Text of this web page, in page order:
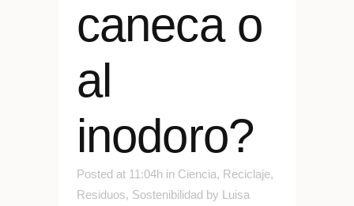
caneca o
al
inodoro?
Posted at 11:04h in Ciencia, Reciclaje,
Residuos, Sostenibilidad by Luisa